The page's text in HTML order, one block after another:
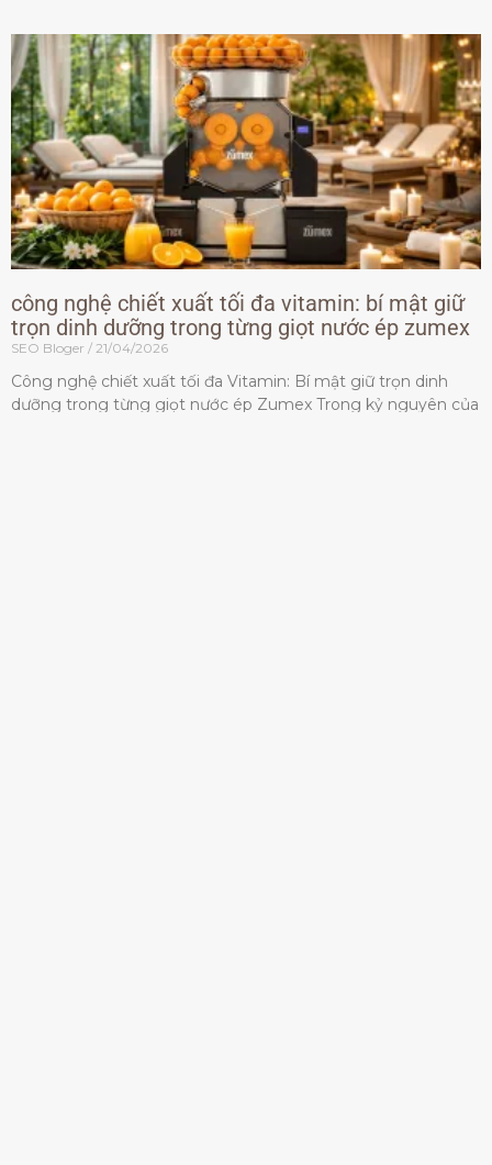
công nghệ chiết xuất tối đa vitamin: bí mật giữ
trọn dinh dưỡng trong từng giọt nước ép zumex
SEO Bloger 21/04/2026
Công nghệ chiết xuất tối đa Vitamin: Bí mật giữ trọn dinh
dưỡng trong từng giọt nước ép Zumex Trong kỷ nguyên của